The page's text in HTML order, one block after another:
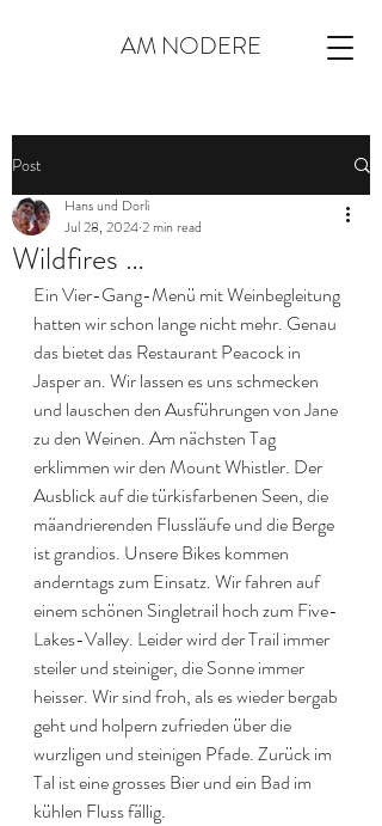
AM NODERE
Post
Wildfires …
Hans und Dorli
Jul 28, 20242 min read
Ein Vier-Gang-Menü mit Weinbegleitung
hatten wir schon lange nicht mehr. Genau
das bietet das Restaurant Peacock in
Jasper an. Wir lassen es uns schmecken
und lauschen den Ausführungen von Jane
zu den Weinen. Am nächsten Tag
erklimmen wir den Mount Whistler. Der
Ausblick auf die türkisfarbenen Seen, die
mäandrierenden Flussläufe und die Berge
ist grandios. Unsere Bikes kommen
anderntags zum Einsatz. Wir fahren auf
einem schönen Singletrail hoch zum Five-
Lakes-Valley. Leider wird der Trail immer
steiler und steiniger, die Sonne immer
heisser. Wir sind froh, als es wieder bergab
geht und holpern zufrieden über die
wurzligen und steinigen Pfade. Zurück im
Tal ist eine grosses Bier und ein Bad im
kühlen Fluss fällig.